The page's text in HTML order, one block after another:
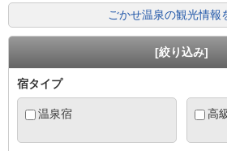
ごかせ温泉の観光情報
[絞り込み]
宿タイプ
温泉宿 高